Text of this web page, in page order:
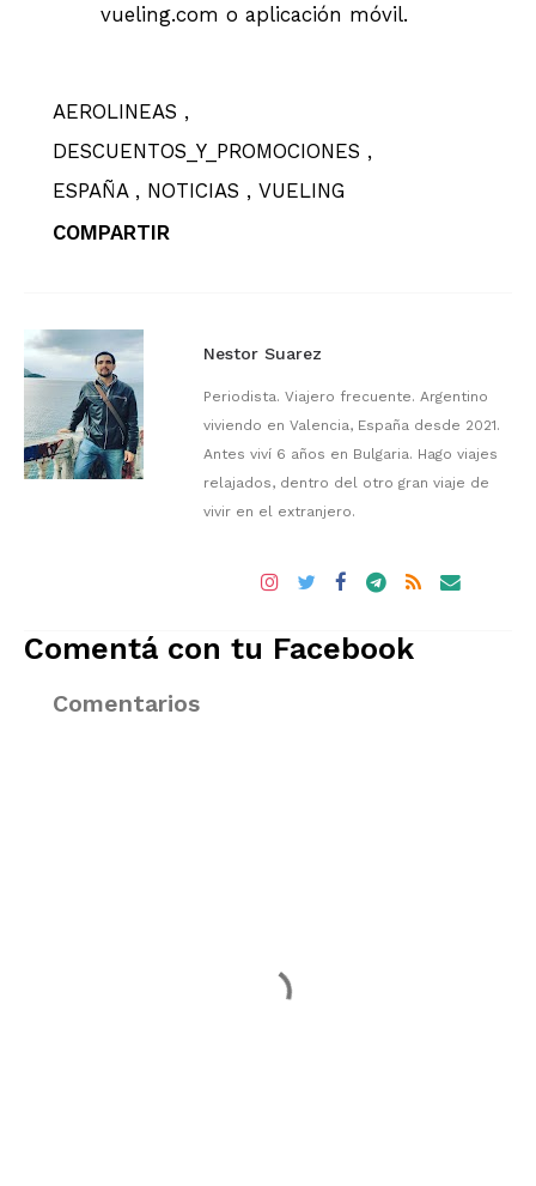
vueling.com o aplicación móvil.
AEROLINEAS
DESCUENTOS_Y_PROMOCIONES
ESPAÑA
NOTICIAS
VUELING
COMPARTIR
Nestor Suarez
Periodista. Viajero frecuente. Argentino
viviendo en Valencia, España desde 2021.
Antes viví 6 años en Bulgaria. Hago viajes
relajados, dentro del otro gran viaje de
vivir en el extranjero.
Comentá con tu Facebook
Comentarios